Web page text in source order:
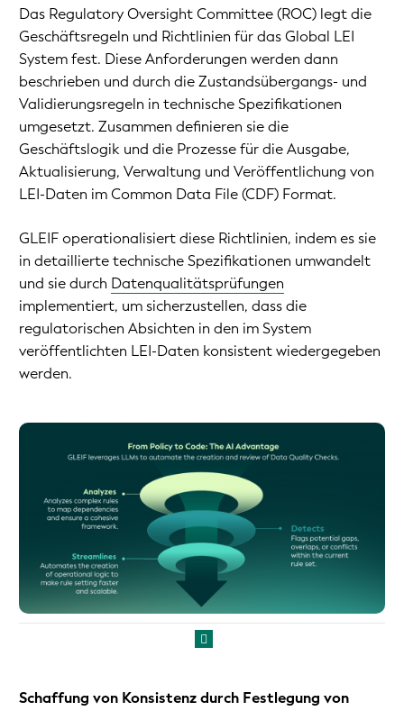
Das Regulatory Oversight Committee (ROC) legt die
Geschäftsregeln und Richtlinien für das Global LEI
System fest. Diese Anforderungen werden dann
beschrieben und durch die Zustandsübergangs- und
Validierungsregeln in technische Spezifikationen
umgesetzt. Zusammen definieren sie die
Geschäftslogik und die Prozesse für die Ausgabe,
Aktualisierung, Verwaltung und Veröffentlichung von
LEI-Daten im Common Data File (CDF) Format.
GLEIF operationalisiert diese Richtlinien, indem es sie
in detaillierte technische Spezifikationen umwandelt
und sie durch Datenqualitätsprüfungen
implementiert, um sicherzustellen, dass die
regulatorischen Absichten in den im System
veröffentlichten LEI-Daten konsistent wiedergegeben
werden.
Schaffung von Konsistenz durch Festlegung von